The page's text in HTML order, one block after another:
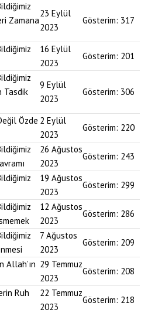
Zamana
23 Eylül
2023
Gösterim: 317
16 Eylül
2023
Gösterim: 201
Tasdik
9 Eylül
2023
Gösterim: 306
Özde 2 Eylül
2023
Gösterim: 220
26 Ağustos
2023
Gösterim: 243
19 Ağustos
2023
Gösterim: 299
12 Ağustos
2023
Gösterim: 286
7 Ağustos
2023
Gösterim: 209
Allah’ın 29 Temmuz
2023
Gösterim: 208
Ruh
22 Temmuz
2023
Gösterim: 218